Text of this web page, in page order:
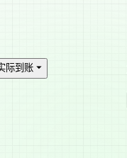
际到账 ⏷